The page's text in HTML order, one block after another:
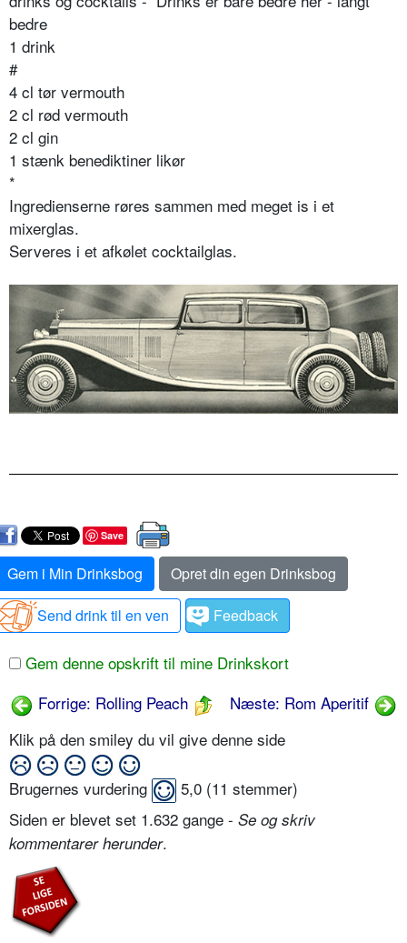
bedre
1 drink
#
4 cl tør vermouth
2 cl rød vermouth
2 cl gin
1 stænk benediktiner likør
*
Ingredienserne røres sammen med meget is i et
mixerglas.
Serveres i et afkølet cocktailglas.
Save
Gem i Min Drinksbog
Opret din egen Drinksbog
Send drink til en ven
Feedback
Gem denne opskrift til mine Drinkskort
Forrige: Rolling Peach
Næste: Rom Aperitif
Klik på den smiley du vil give denne side
Brugernes vurdering 5,0 (11 stemmer)
Siden er blevet set 1.632 gange - Se og skriv
kommentarer herunder.